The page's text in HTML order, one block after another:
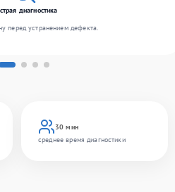
30 мин
среднее время диагностики
диагностика
перед устранением дефекта.